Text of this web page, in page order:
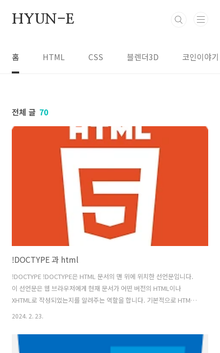
HYUN-E
홈 HTML CSS 블렌더3D 코인이야기
전체 글 70
!DOCTYPE 과 html
!DOCTYPE !DOCTYPE은 HTML 문서의 맨 위에 위치한 선언문입니다.
이 선언문은 웹 브라우저에게 현재 문서가 어떤 버전의 HTML이나
XHTML로 작성되었는지를 알려주는 역할을 합니다. 기본적으로 HTML
문서는 다음과 같은 형식의 !DOCTYPE 선언으로 시작됩니다. 이 선언은
준으로, 다양한 기능과 태그를 지원하며 모든 최신 웹 브라우저에서 잘
작동합니다. 이외에도 과거 버전의 HTML에 대한 !DOCTYPE 선언도 있
2024. 2. 23.